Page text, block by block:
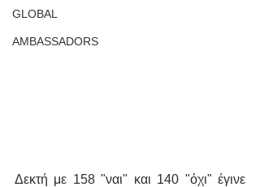
GLOBAL
AMBASSADORS
Δεκτή με 158 "ναι" και 140 "όχι" έγινε